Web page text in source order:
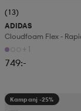
(13)
ADIDAS
Cloudfoam Flex -
+1
749:-
Kampanj -25%